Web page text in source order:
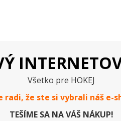
Všetko pre HOKEJ
radi, že ste si vybrali náš e-
TEŠÍME SA NA VÁŠ NÁKUP!